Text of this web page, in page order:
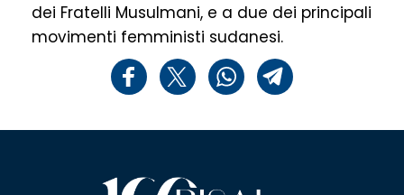
dei Fratelli Musulmani, e a due dei principali
movimenti femministi sudanesi.